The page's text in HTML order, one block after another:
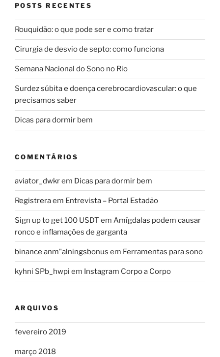
POSTS RECENTES
Rouquidão: o que pode ser e como tratar
Cirurgia de desvio de septo: como funciona
Semana Nacional do Sono no Rio
Surdez súbita e doença cerebrocardiovascular: o que
precisamos saber
Dicas para dormir bem
COMENTÁRIOS
aviator_dwkrem Dicas para dormir bem
Registreraem Entrevista – Portal Estadão
Sign up to get 100 USDT em Amígdalas podem causar
ronco e inflamações de garganta
binance anm"alningsbonus em Ferramentas para sono
kyhni SPb_hwpi em Instagram Corpo a Corpo
ARQUIVOS
fevereiro 2019
março 2018